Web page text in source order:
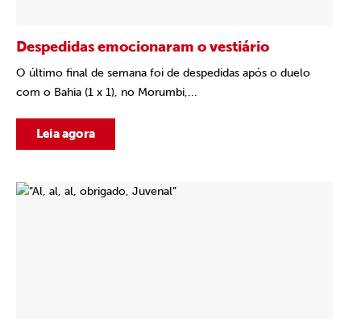
Despedidas emocionaram o vestiário
O último final de semana foi de despedidas após o duelo
com o Bahia (1 x 1), no Morumbi,...
Leia agora